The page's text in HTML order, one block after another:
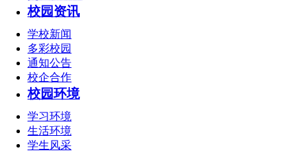
校园资讯
学校新闻
多彩校园
通知公告
校企合作
校园环境
学习环境
生活环境
学生风采